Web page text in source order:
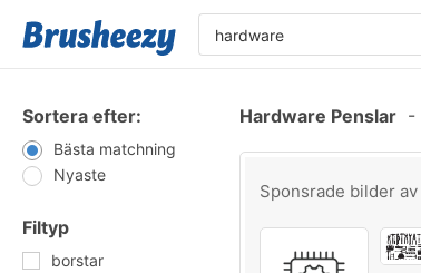
Sortera efter:
Bästa matchning
Nyaste
Filtyp
borstar
Hardware Penslar -
Sponsrade bilder av